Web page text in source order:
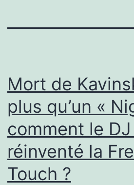
Mort de
plus qu’un «
comment le DJ
réinventé la
Touch ?